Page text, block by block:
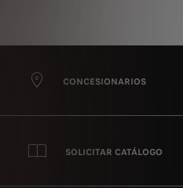
CONCESIONARIOS
SOLICITAR CATÁLOGO